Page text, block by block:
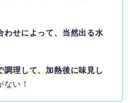
わせによって、当然出る水
調理して、加熱後に味見し
ない！